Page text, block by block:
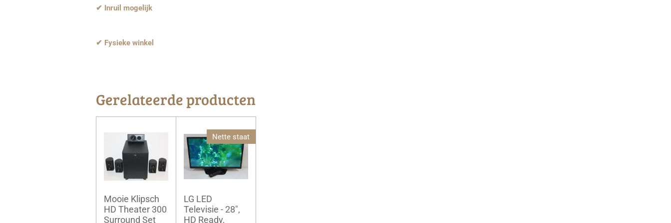
✔ Inruil mogelijk
✔ Fysieke winkel
Gerelateerde producten
Mooie Klipsch
HD Theater 300
Surround Set
Nette staat
LG LED
Televisie - 28",
HD Ready,